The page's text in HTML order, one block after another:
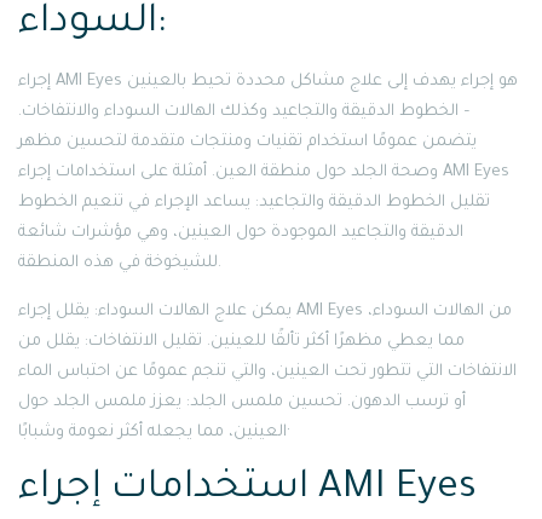
السوداء:
إجراء AMI Eyes هو إجراء يهدف إلى علاج مشاكل محددة تحيط بالعينين
– الخطوط الدقيقة والتجاعيد وكذلك الهالات السوداء والانتفاخات.
يتضمن عمومًا استخدام تقنيات ومنتجات متقدمة لتحسين مظهر
وصحة الجلد حول منطقة العين. أمثلة على استخدامات إجراء AMI Eyes
تقليل الخطوط الدقيقة والتجاعيد: يساعد الإجراء في تنعيم الخطوط
الدقيقة والتجاعيد الموجودة حول العينين، وهي مؤشرات شائعة
للشيخوخة في هذه المنطقة.
يمكن علاج الهالات السوداء: يقلل إجراء AMI Eyes من الهالات السوداء،
مما يعطي مظهرًا أكثر تألقًا للعينين. تقليل الانتفاخات: يقلل من
الانتفاخات التي تتطور تحت العينين، والتي تنجم عمومًا عن احتباس الماء
أو ترسب الدهون. تحسين ملمس الجلد: يعزز ملمس الجلد حول
العينين، مما يجعله أكثر نعومة وشبابًا·
استخدامات إجراء AMI Eyes